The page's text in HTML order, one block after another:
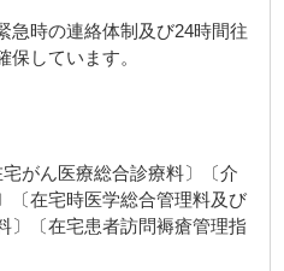
急時の連絡体制及び24時間往
しています。
宅がん医療総合診療料〕〔介
〔在宅時医学総合管理料及び
〕〔在宅患者訪問褥瘡管理指